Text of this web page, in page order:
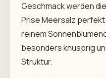
Geschmack werden
Prise Meersalz
reinem
besonders knusprig
Struktur.